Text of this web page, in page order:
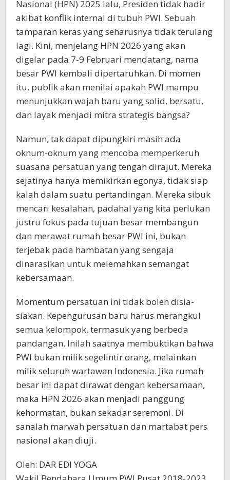
Nasional (HPN) 2025 lalu, Presiden tidak hadir
akibat konflik internal di tubuh PWI. Sebuah
tamparan keras yang seharusnya tidak terulang
lagi. Kini, menjelang HPN 2026 yang akan
digelar pada 7-9 Februari mendatang, nama
besar PWI kembali dipertaruhkan. Di momen
itu, publik akan menilai apakah PWI mampu
menunjukkan wajah baru yang solid, bersatu,
dan layak menjadi mitra strategis bangsa?
Namun, tak dapat dipungkiri masih ada
oknum-oknum yang mencoba memperkeruh
suasana persatuan yang tengah dirajut. Mereka
sejatinya hanya memikirkan egonya, tidak siap
kalah dalam suatu pertandingan. Mereka sibuk
mencari kesalahan, padahal yang kita perlukan
justru fokus pada tujuan besar membangun
dan merawat rumah besar PWI ini, bukan
terjebak pada hambatan yang sengaja
dinarasikan untuk melemahkan semangat
kebersamaan.
Momentum persatuan ini tidak boleh disia-
siakan. Kepengurusan baru harus merangkul
semua kelompok, termasuk yang berbeda
pandangan. Inilah saatnya membuktikan bahwa
PWI bukan milik segelintir orang, melainkan
milik seluruh wartawan Indonesia. Jika rumah
besar ini dapat dirawat dengan kebersamaan,
maka HPN 2026 akan menjadi panggung
kehormatan, bukan sekadar seremoni. Di
sanalah marwah persatuan dan martabat pers
nasional akan diuji.
Oleh: DAR EDI YOGA